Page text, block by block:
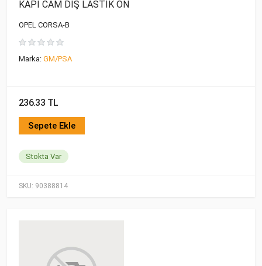
SKU: 90388814
KAPI CAM DIŞ LASTİK ÖN
OPEL CORSA-B
Marka: GM/PSA
236.33 TL
Sepete Ekle
Stokta Var